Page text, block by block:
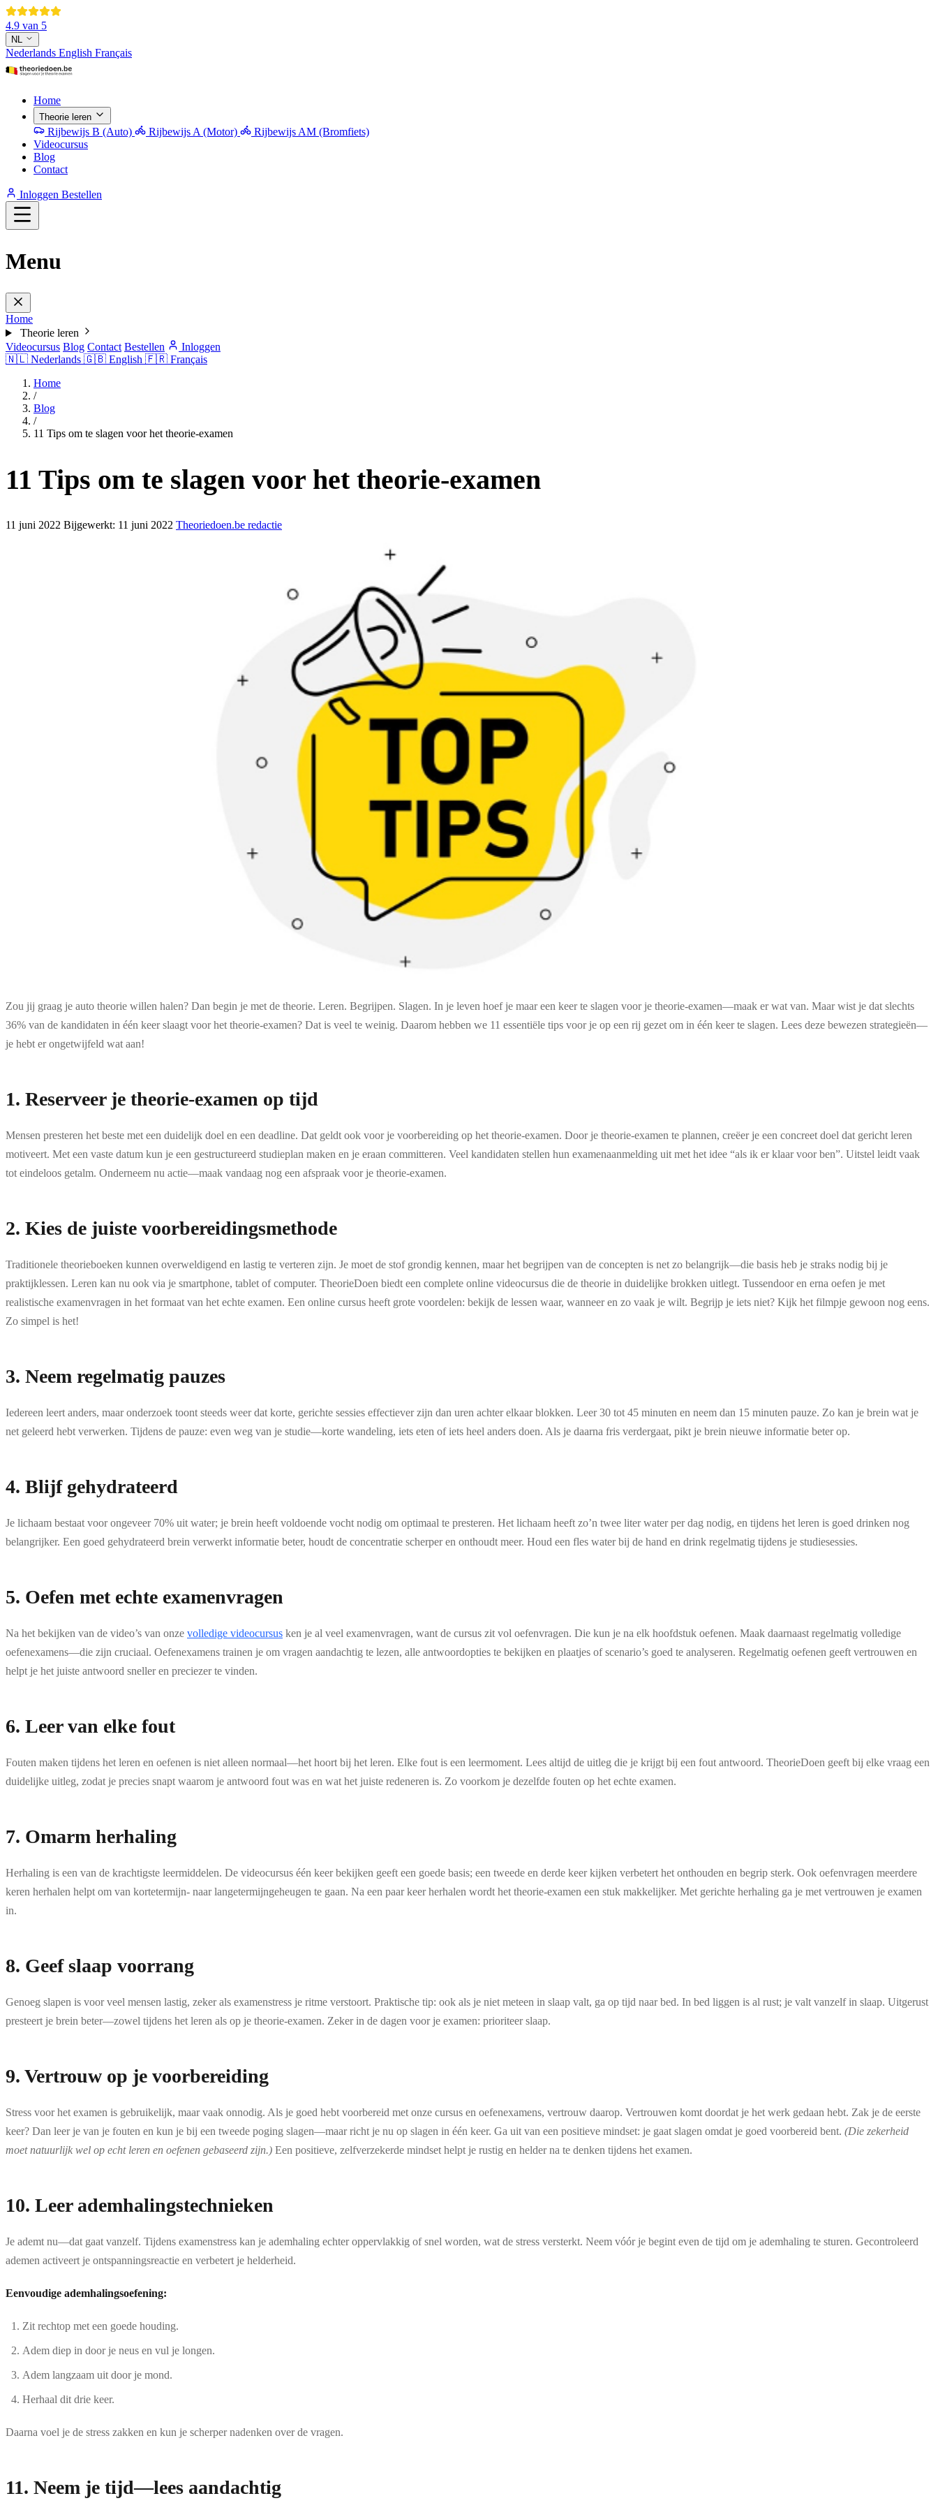
4.9 van 5
NL
Nederlands English Français
Home
Theorie leren
Rijbewijs B (Auto) Rijbewijs A (Motor)
Rijbewijs AM (Bromfiets)
Videocursus
Blog
Contact
Inloggen Bestellen
Menu
Home
Theorie leren
Videocursus Blog Contact Bestellen
Inloggen
🇳🇱 Nederlands 🇬🇧 English 🇫🇷 Français
Home
/
Blog
/
11 Tips om te slagen voor het theorie-examen
11 Tips om te slagen voor het theorie-examen
11 juni 2022 Bijgewerkt: 11 juni 2022 Theoriedoen.be redactie
Zou jij graag je auto theorie willen halen? Dan begin je met de theorie. Leren. Begrijpen. Slagen. In je leven hoef je maar een keer te slagen voor je theorie-examen—maak er wat van. Maar wist je dat slechts
36% van de kandidaten in één keer slaagt voor het theorie-examen? Dat is veel te weinig. Daarom hebben we 11 essentiële tips voor je op een rij gezet om in één keer te slagen. Lees deze bewezen strategieën—
je hebt er ongetwijfeld wat aan!
1. Reserveer je theorie-examen op tijd
Mensen presteren het beste met een duidelijk doel en een deadline. Dat geldt ook voor je voorbereiding op het theorie-examen. Door je theorie-examen te plannen, creëer je een concreet doel dat gericht leren
motiveert. Met een vaste datum kun je een gestructureerd studieplan maken en je eraan committeren. Veel kandidaten stellen hun examenaanmelding uit met het idee “als ik er klaar voor ben”. Uitstel leidt vaak
tot eindeloos getalm. Onderneem nu actie—maak vandaag nog een afspraak voor je theorie-examen.
2. Kies de juiste voorbereidingsmethode
Traditionele theorieboeken kunnen overweldigend en lastig te verteren zijn. Je moet de stof grondig kennen, maar het begrijpen van de concepten is net zo belangrijk—die basis heb je straks nodig bij je
praktijklessen. Leren kan nu ook via je smartphone, tablet of computer. TheorieDoen biedt een complete online videocursus die de theorie in duidelijke brokken uitlegt. Tussendoor en erna oefen je met
realistische examenvragen in het formaat van het echte examen. Een online cursus heeft grote voordelen: bekijk de lessen waar, wanneer en zo vaak je wilt. Begrijp je iets niet? Kijk het filmpje gewoon nog eens.
Zo simpel is het!
3. Neem regelmatig pauzes
Iedereen leert anders, maar onderzoek toont steeds weer dat korte, gerichte sessies effectiever zijn dan uren achter elkaar blokken. Leer 30 tot 45 minuten en neem dan 15 minuten pauze. Zo kan je brein wat je
net geleerd hebt verwerken. Tijdens de pauze: even weg van je studie—korte wandeling, iets eten of iets heel anders doen. Als je daarna fris verdergaat, pikt je brein nieuwe informatie beter op.
4. Blijf gehydrateerd
Je lichaam bestaat voor ongeveer 70% uit water; je brein heeft voldoende vocht nodig om optimaal te presteren. Het lichaam heeft zo’n twee liter water per dag nodig, en tijdens het leren is goed drinken nog
belangrijker. Een goed gehydrateerd brein verwerkt informatie beter, houdt de concentratie scherper en onthoudt meer. Houd een fles water bij de hand en drink regelmatig tijdens je studiesessies.
5. Oefen met echte examenvragen
Na het bekijken van de video’s van onze volledige videocursus ken je al veel examenvragen, want de cursus zit vol oefenvragen. Die kun je na elk hoofdstuk oefenen. Maak daarnaast regelmatig volledige
oefenexamens—die zijn cruciaal. Oefenexamens trainen je om vragen aandachtig te lezen, alle antwoordopties te bekijken en plaatjes of scenario’s goed te analyseren. Regelmatig oefenen geeft vertrouwen en
helpt je het juiste antwoord sneller en preciezer te vinden.
6. Leer van elke fout
Fouten maken tijdens het leren en oefenen is niet alleen normaal—het hoort bij het leren. Elke fout is een leermoment. Lees altijd de uitleg die je krijgt bij een fout antwoord. TheorieDoen geeft bij elke vraag een
duidelijke uitleg, zodat je precies snapt waarom je antwoord fout was en wat het juiste redeneren is. Zo voorkom je dezelfde fouten op het echte examen.
7. Omarm herhaling
Herhaling is een van de krachtigste leermiddelen. De videocursus één keer bekijken geeft een goede basis; een tweede en derde keer kijken verbetert het onthouden en begrip sterk. Ook oefenvragen meerdere
keren herhalen helpt om van kortetermijn- naar langetermijngeheugen te gaan. Na een paar keer herhalen wordt het theorie-examen een stuk makkelijker. Met gerichte herhaling ga je met vertrouwen je examen
in.
8. Geef slaap voorrang
Genoeg slapen is voor veel mensen lastig, zeker als examenstress je ritme verstoort. Praktische tip: ook als je niet meteen in slaap valt, ga op tijd naar bed. In bed liggen is al rust; je valt vanzelf in slaap. Uitgerust
presteert je brein beter—zowel tijdens het leren als op je theorie-examen. Zeker in de dagen voor je examen: prioriteer slaap.
9. Vertrouw op je voorbereiding
Stress voor het examen is gebruikelijk, maar vaak onnodig. Als je goed hebt voorbereid met onze cursus en oefenexamens, vertrouw daarop. Vertrouwen komt doordat je het werk gedaan hebt. Zak je de eerste
keer? Dan leer je van je fouten en kun je bij een tweede poging slagen—maar richt je nu op slagen in één keer. Ga uit van een positieve mindset: je gaat slagen omdat je goed voorbereid bent. (Die zekerheid
moet natuurlijk wel op echt leren en oefenen gebaseerd zijn.) Een positieve, zelfverzekerde mindset helpt je rustig en helder na te denken tijdens het examen.
10. Leer ademhalingstechnieken
Je ademt nu—dat gaat vanzelf. Tijdens examenstress kan je ademhaling echter oppervlakkig of snel worden, wat de stress versterkt. Neem vóór je begint even de tijd om je ademhaling te sturen. Gecontroleerd
ademen activeert je ontspanningsreactie en verbetert je helderheid.
Eenvoudige ademhalingsoefening:
Zit rechtop met een goede houding.
Adem diep in door je neus en vul je longen.
Adem langzaam uit door je mond.
Herhaal dit drie keer.
Daarna voel je de stress zakken en kun je scherper nadenken over de vragen.
11. Neem je tijd—lees aandachtig